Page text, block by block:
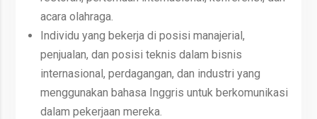
acara olahraga.
Individu yang bekerja di posisi manajerial,
penjualan, dan posisi teknis dalam bisnis
internasional, perdagangan, dan industri yang
menggunakan bahasa Inggris untuk berkomunikasi
dalam pekerjaan mereka.